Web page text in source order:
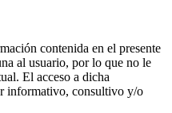
contenida en el presente
al usuario, por lo que no le
El acceso a dicha
informativo, consultivo y/o